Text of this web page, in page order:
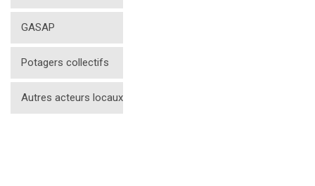
GASAP
Potagers collectifs
Autres acteurs locaux